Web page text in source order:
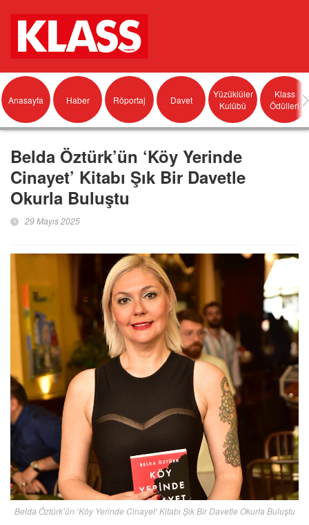
Anasayfa Haber Röportaj Davet
Yüzüklüler
Kulübü
Klass
Ödülleri
Belda Öztürk’ün ‘Köy Yerinde
Cinayet’ Kitabı Şık Bir Davetle
Okurla Buluştu
29 Mayıs 2025
Belda Öztürk’ün ‘Köy Yerinde Cinayet’ Kitabı Şık Bir Davetle Okurla Buluştu